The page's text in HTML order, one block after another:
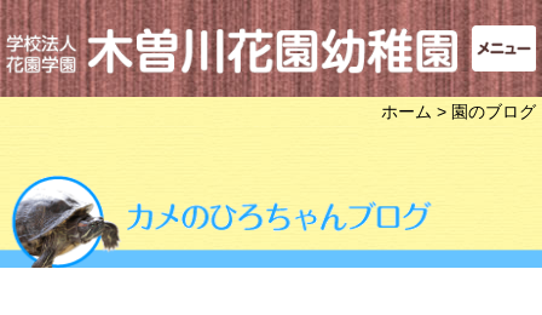
ホーム > 園のブログ